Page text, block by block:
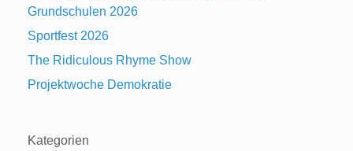
Grundschulen 2026
Sportfest 2026
The Ridiculous Rhyme Show
Projektwoche Demokratie
Kategorien